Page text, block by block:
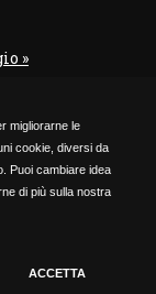
migliorarne le
cookie, diversi da
Puoi cambiare idea
di più sulla nostra
ACCETTA
»